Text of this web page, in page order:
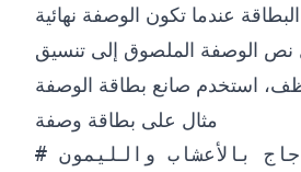
نص الوصفة الملصوق إلى تنسيق
استخدم صانع بطاقة الوصفة
مثال على بطاقة وصفة
# دجاج بالأعشاب والليمون